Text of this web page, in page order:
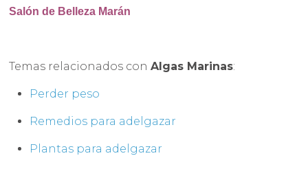
Salón de Belleza Marán
Temas relacionados conAlgas Marinas:
Perder peso
Remedios para adelgazar
Plantas para adelgazar